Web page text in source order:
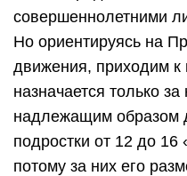
совершеннолетними
Но ориентируясь на
движения, приходим
назначается только
надлежащим образом
подростки от 12 до
потому за них его